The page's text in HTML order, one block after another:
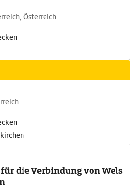
Österreich
die Verbindung von Wels